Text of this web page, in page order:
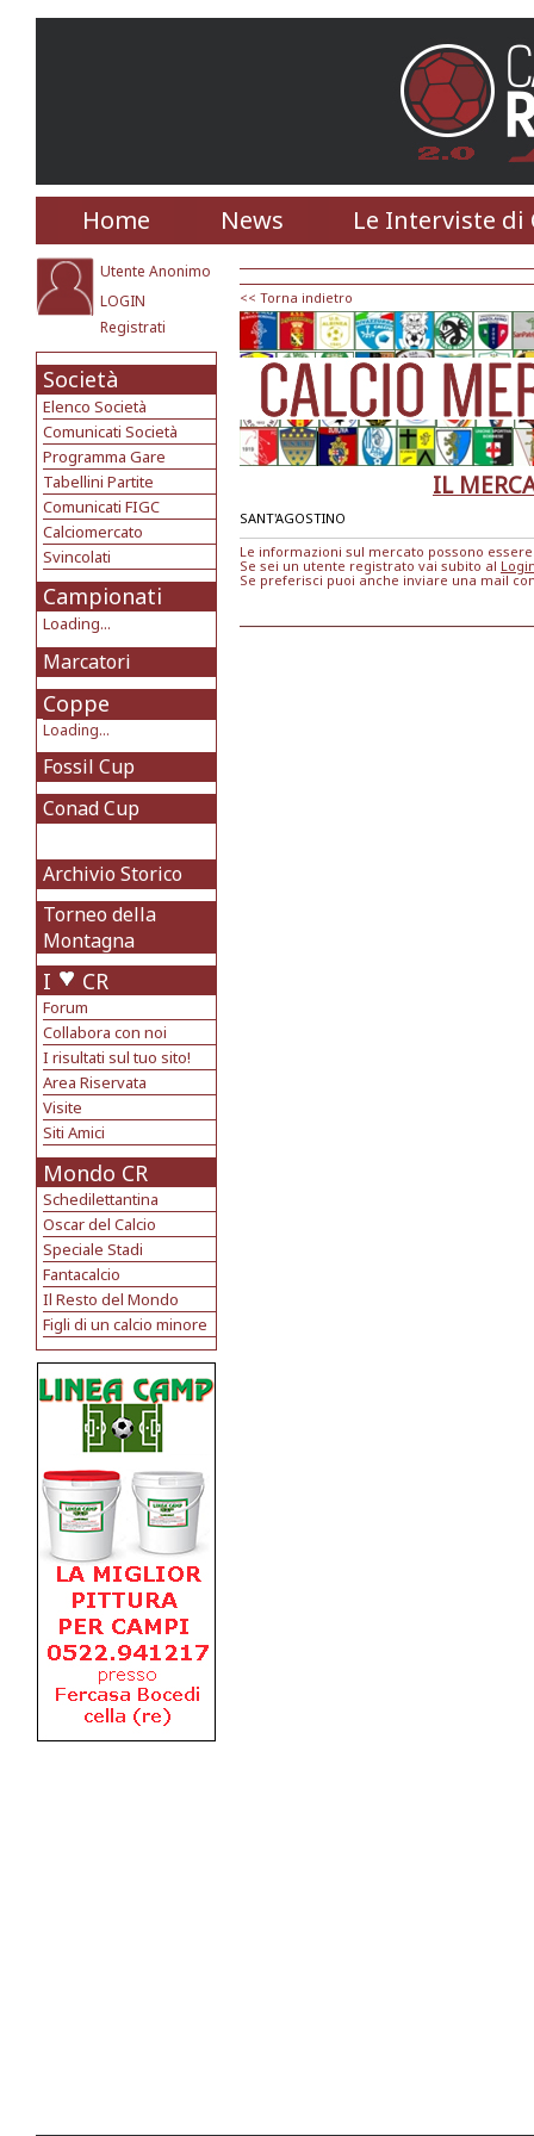
Home News Le Interviste di
Utente Anonimo
LOGIN
Registrati
Società
Elenco Società
Comunicati Società
Programma Gare
Tabellini Partite
Comunicati FIGC
Calciomercato
Svincolati
Campionati
Loading...
Marcatori
Coppe
Loading...
Fossil Cup
Conad Cup
Archivio Storico
Torneo della
Montagna
I CR
Forum
Collabora con noi
I risultati sul tuo sito!
Area Riservata
Visite
Siti Amici
Mondo CR
Schedilettantina
Oscar del Calcio
Speciale Stadi
Fantacalcio
Il Resto del Mondo
Figli di un calcio minore
<< Torna indietro
IL
SANT'AGOSTINO
Le informazioni sul mercato possono
Se sei un utente registrato vai subito al
Se preferisci puoi anche inviare una mail